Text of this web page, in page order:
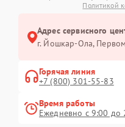
Политикой
Адрес сервисного
г. Йошкар-Ола,
Горячая линия
+7 (800) 301-55-83
Время работы
Ежедневно с 9:00 до